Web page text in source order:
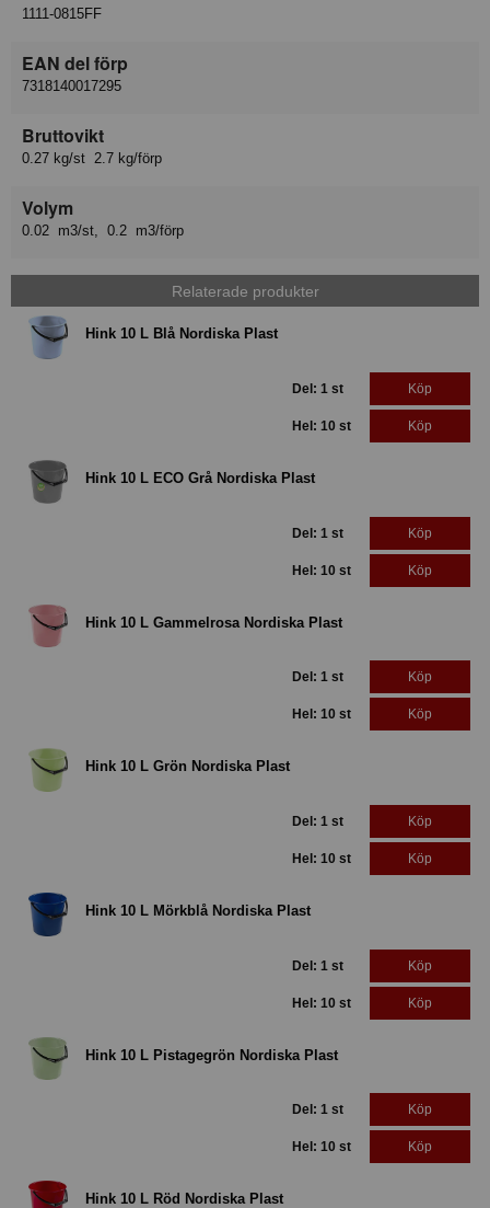
1111-0815FF
EAN del förp
7318140017295
Bruttovikt
0.27 kg/st 2.7 kg/förp
Volym
0.02 m3/st, 0.2 m3/förp
Relaterade produkter
Hink 10 L Blå Nordiska Plast
Del: 1 st Köp
Hel: 10 st Köp
Hink 10 L ECO Grå Nordiska Plast
Del: 1 st Köp
Hel: 10 st Köp
Hink 10 L Gammelrosa Nordiska Plast
Del: 1 st Köp
Hel: 10 st Köp
Hink 10 L Grön Nordiska Plast
Del: 1 st Köp
Hel: 10 st Köp
Hink 10 L Mörkblå Nordiska Plast
Del: 1 st Köp
Hel: 10 st Köp
Hink 10 L Pistagegrön Nordiska Plast
Del: 1 st Köp
Hel: 10 st Köp
Hink 10 L Röd Nordiska Plast